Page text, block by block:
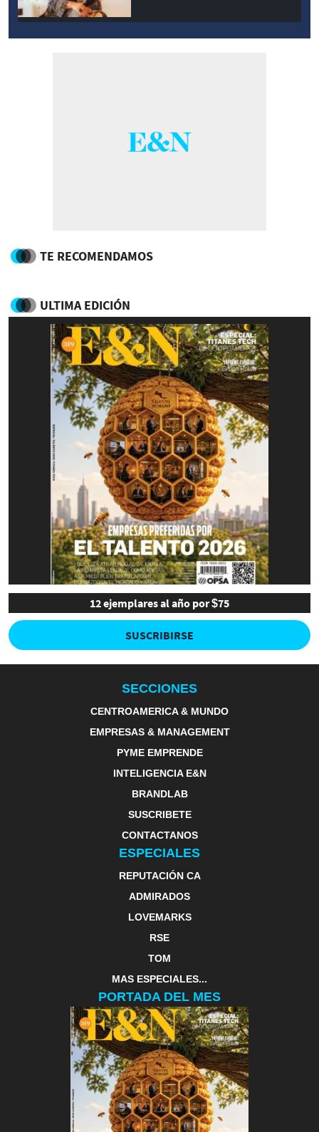
TE RECOMENDAMOS
ULTIMA EDICIÓN
12 ejemplares al año por $75
SUSCRIBIRSE
SECCIONES
CENTROAMERICA & MUNDO
EMPRESAS & MANAGEMENT
PYME EMPRENDE
INTELIGENCIA E&N
BRANDLAB
SUSCRIBETE
CONTACTANOS
ESPECIALES
REPUTACIÓN CA
ADMIRADOS
LOVEMARKS
RSE
TOM
MAS ESPECIALES...
PORTADA DEL MES